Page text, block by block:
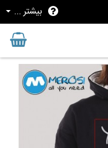
بیشتر ...